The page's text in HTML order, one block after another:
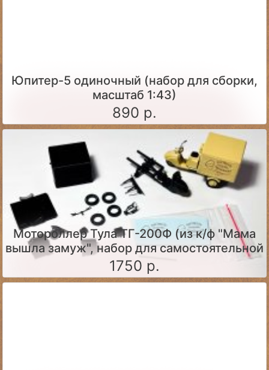
Юпитер-5 одиночный (набор для сборки,
масштаб 1:43)
890 р.
Мотороллер Тула ТГ-200Ф (из к/ф "Мама
вышла замуж", набор для самостоятельной
сборки)
1750 р.